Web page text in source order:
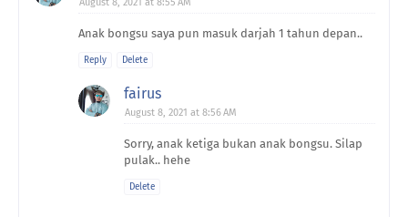
Anak bongsu saya pun masuk darjah 1 tahun depan..
Reply Delete
fairus
August 8, 2021 at 8:56 AM
Sorry, anak ketiga bukan anak bongsu. Silap
pulak.. hehe
Delete